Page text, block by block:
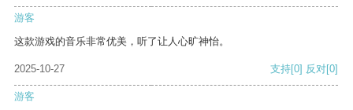
游客
这款游戏的音乐非常优美，听了让人心旷神怡。
2025-10-27 支持[0] 反对[0]
游客